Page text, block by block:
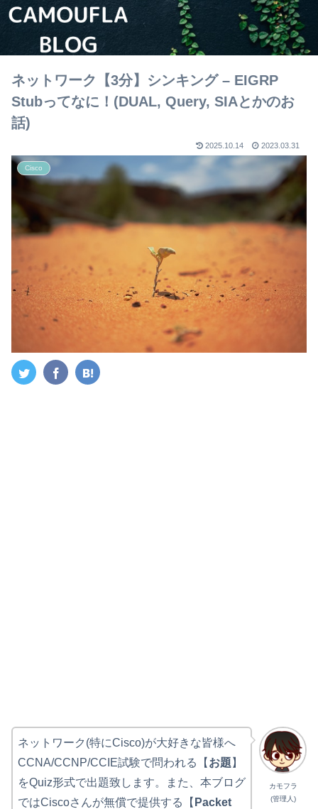
ネットワーク【3分】シンキング – EIGRP
Stubってなに！(DUAL, Query, SIAとかのお
話)
2025.10.14 2023.03.31
Cisco
カモフラ
(管理人)
ネットワーク(特にCisco)が大好きな皆様へ
CCNA/CCNP/CCIE試験で問われる【 お題 】
をQuiz形式で出題致します。また、本ブログ
ではCiscoさんが無償で提供する【 Packet